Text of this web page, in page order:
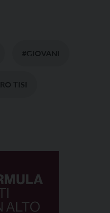
#GIOVANI
TISI